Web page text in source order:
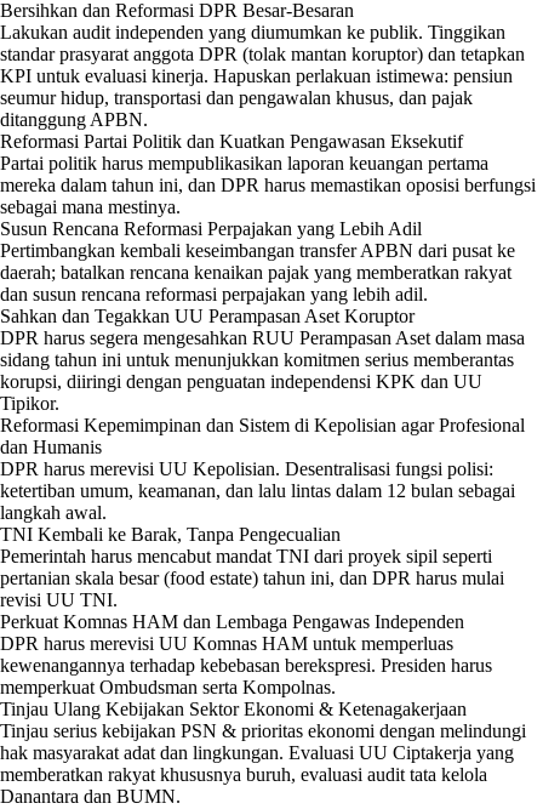
Bersihkan dan Reformasi DPR Besar-Besaran
Lakukan audit independen yang diumumkan ke publik. Tinggikan
standar prasyarat anggota DPR (tolak mantan koruptor) dan tetapkan
KPI untuk evaluasi kinerja. Hapuskan perlakuan istimewa: pensiun
seumur hidup, transportasi dan pengawalan khusus, dan pajak
ditanggung APBN.
Reformasi Partai Politik dan Kuatkan Pengawasan Eksekutif
Partai politik harus mempublikasikan laporan keuangan pertama
mereka dalam tahun ini, dan DPR harus memastikan oposisi berfungsi
sebagai mana mestinya.
Susun Rencana Reformasi Perpajakan yang Lebih Adil
Pertimbangkan kembali keseimbangan transfer APBN dari pusat ke
daerah; batalkan rencana kenaikan pajak yang memberatkan rakyat
dan susun rencana reformasi perpajakan yang lebih adil.
Sahkan dan Tegakkan UU Perampasan Aset Koruptor
DPR harus segera mengesahkan RUU Perampasan Aset dalam masa
sidang tahun ini untuk menunjukkan komitmen serius memberantas
korupsi, diiringi dengan penguatan independensi KPK dan UU
Tipikor.
Reformasi Kepemimpinan dan Sistem di Kepolisian agar Profesional
dan Humanis
DPR harus merevisi UU Kepolisian. Desentralisasi fungsi polisi:
ketertiban umum, keamanan, dan lalu lintas dalam 12 bulan sebagai
langkah awal.
TNI Kembali ke Barak, Tanpa Pengecualian
Pemerintah harus mencabut mandat TNI dari proyek sipil seperti
pertanian skala besar (food estate) tahun ini, dan DPR harus mulai
revisi UU TNI.
Perkuat Komnas HAM dan Lembaga Pengawas Independen
DPR harus merevisi UU Komnas HAM untuk memperluas
kewenangannya terhadap kebebasan berekspresi. Presiden harus
memperkuat Ombudsman serta Kompolnas.
Tinjau Ulang Kebijakan Sektor Ekonomi & Ketenagakerjaan
Tinjau serius kebijakan PSN & prioritas ekonomi dengan melindungi
hak masyarakat adat dan lingkungan. Evaluasi UU Ciptakerja yang
memberatkan rakyat khususnya buruh, evaluasi audit tata kelola
Danantara dan BUMN.